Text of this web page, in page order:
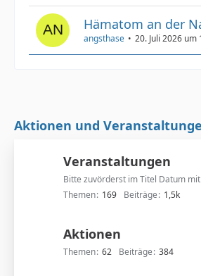
Hämatom an der
angsthase 20. Juli 2026 um
Aktionen und
Veranstaltungen
Bitte zuvörderst im Titel Datum
Themen 169 Beiträge 1,5k
Aktionen
Themen 62 Beiträge 384